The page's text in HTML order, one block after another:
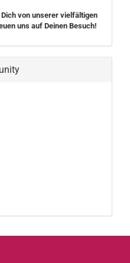
von unserer vielfältigen
uns auf Deinen Besuch!